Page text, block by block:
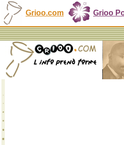
Grioo.com Grioo